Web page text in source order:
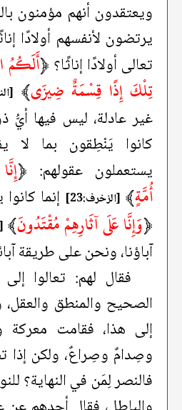
ويعتقدون أنهم مؤمنون
يرتضون لأنفسهم أولادًا
تعالى أولادًا إناثًا؟ ﴿
تِلْكَ إِذًا قِسْمَةٌ ضِيزَى﴾
غير عادلة، ليس فيها أيُّ
كانوا يَنْطِقون بما لا
يستعملون عقولهم: ﴿
أُمَّةٍ﴾ [الزخرف:23] إنما
﴿وَإِنَّا عَلَى آثَارِهِمْ مُقْتَدُونَ﴾
آباؤنا، ونحن على طريقة
فقال لهم: تعالوا
الصحيح والمنطق والعقل،
إلى هذا، فقامت
وصِدامٌ وصِراعٌ، ولكن إذا
فالنصر لِمَن في النهاية؟